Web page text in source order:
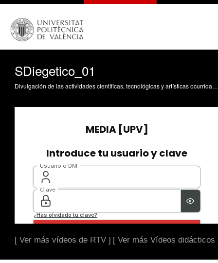
SDiegetico_01
Divulgación de las actividades científicas, tecnológicas y artísticas ocurridas en los tres campus de la UPV
[ Ver más vídeos de RTV ] [ Ver más Vídeos didácticos